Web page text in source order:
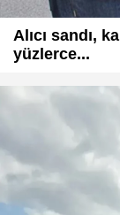
Alıcı sandı,
yüzlerce...